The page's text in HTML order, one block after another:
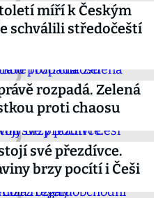
míří k Českým
schválili středočeští
rozpadá. Zelená
proti chaosu
své přezdívce.
brzy pocítí i Češi